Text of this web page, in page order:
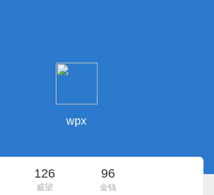
wpx
126
威望
96
金钱